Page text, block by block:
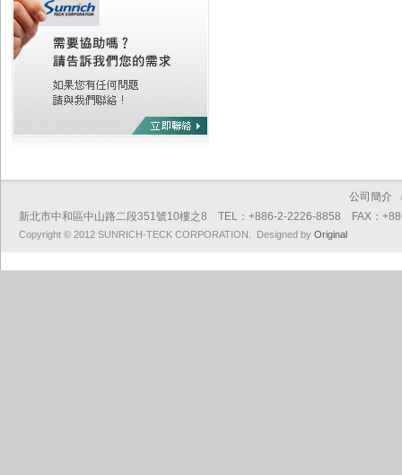
公司簡介 /
新北市中和區中山路二段351號10樓之8 TEL：+886-2-2226-8858 FAX：
Copyright © 2012 SUNRICH-TECK CORPORATION. Designed by Original